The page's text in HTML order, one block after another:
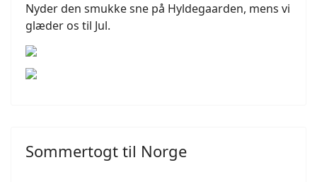
Nyder den smukke sne på Hyldegaarden, mens vi
glæder os til Jul.
Sommertogt til Norge